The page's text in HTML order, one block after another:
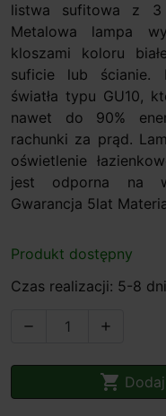
listwa sufitowa z 3
Metalowa lampa
kloszami koloru
suficie lub ścianie.
światła typu GU10,
nawet do 90%
rachunki za prąd.
oświetlenie
jest odporna na
Gwarancja 5lat
Produkt dostępny
Czas realizacji: 5-8 dni
 
